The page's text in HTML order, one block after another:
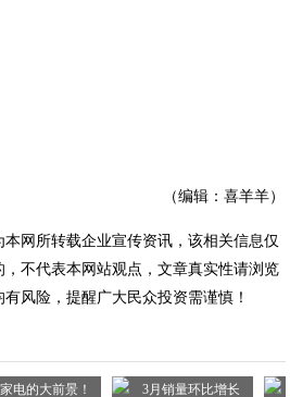
（编辑：喜羊羊）
本网所转载企业宣传资讯，该相关信息仅
不代表本网站观点，文章真实性请浏览
风险，提醒广大民众投资需谨慎！